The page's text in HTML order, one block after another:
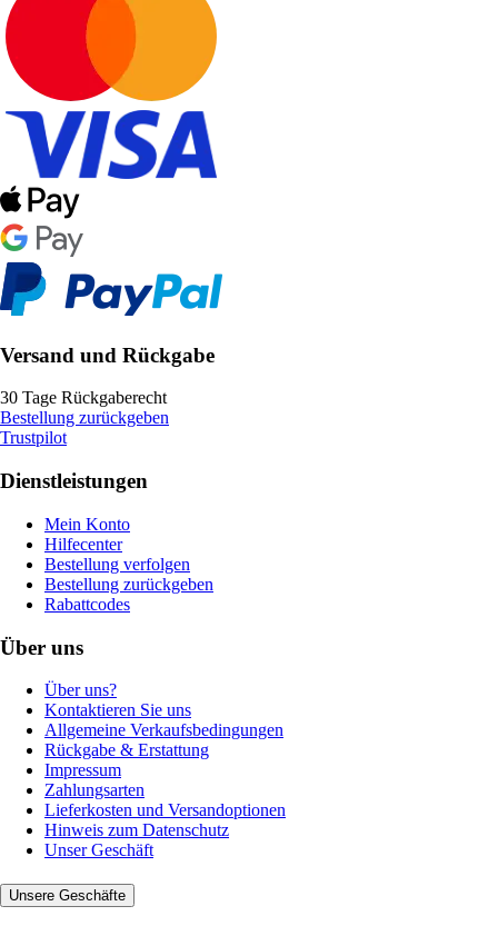
Versand und Rückgabe
30 Tage Rückgaberecht
Bestellung zurückgeben
Trustpilot
Dienstleistungen
Mein Konto
Hilfecenter
Bestellung verfolgen
Bestellung zurückgeben
Rabattcodes
Über uns
Über uns?
Kontaktieren Sie uns
Allgemeine Verkaufsbedingungen
Rückgabe & Erstattung
Impressum
Zahlungsarten
Lieferkosten und Versandoptionen
Hinweis zum Datenschutz
Unser Geschäft
Unsere Geschäfte